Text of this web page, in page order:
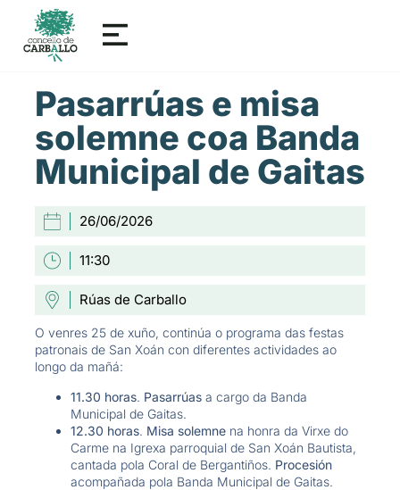
Pasarrúas e misa
solemne coa Banda
Municipal de Gaitas
26/06/2026
11:30
Rúas de Carballo
O venres 25 de xuño, continúa o programa das festas
patronais de San Xoán con diferentes actividades ao
longo da mañá:
11.30 horas. Pasarrúasa cargo da Banda
Municipal de Gaitas.
12.30 horas. Misa solemnena honra da Virxe do
Carme na Igrexa parroquial de San Xoán Bautista,
cantada pola Coral de Bergantiños. Procesión
acompañada pola Banda Municipal de Gaitas.